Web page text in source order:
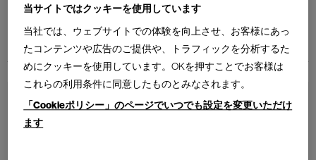
SHOPS
CATALOGUES
PROFESSIONAL
ONLINE STORE お問合せ
通常はお届けまで約6か月を要する輸入商品の一部を、期間限
定で国内在庫としてご用意しております。数量限定のため、な
くなり次第終了となります。
当サイトではクッキーを使用しています
当社では、ウェブサイトでの体験を向上させ、お客様にあっ
たコンテンツや広告のご提供や、トラフィックを分析するた
めにクッキーを使用しています。OKを押すことでお客様は
これらの利用条件に同意したものとみなされます。
「Cookieポリシー」のページでいつでも設定を変更いただけ
ます